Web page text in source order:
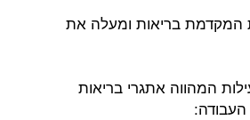
המקדמת בריאות ומעלה את
המהווה אתגרי בריאות